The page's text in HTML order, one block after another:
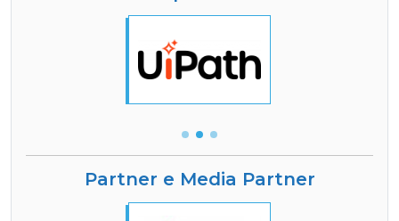
Partner e Media Partner